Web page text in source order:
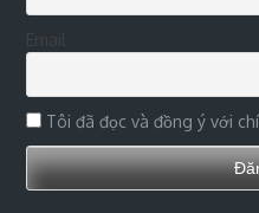
Tôi đã đọc và đồng ý với